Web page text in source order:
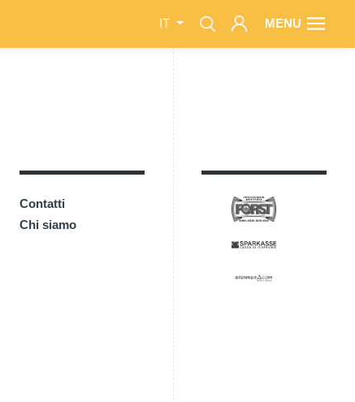
IT MENU
Contatti
Chi siamo